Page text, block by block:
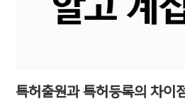
특허출원과 특허등록의 차이